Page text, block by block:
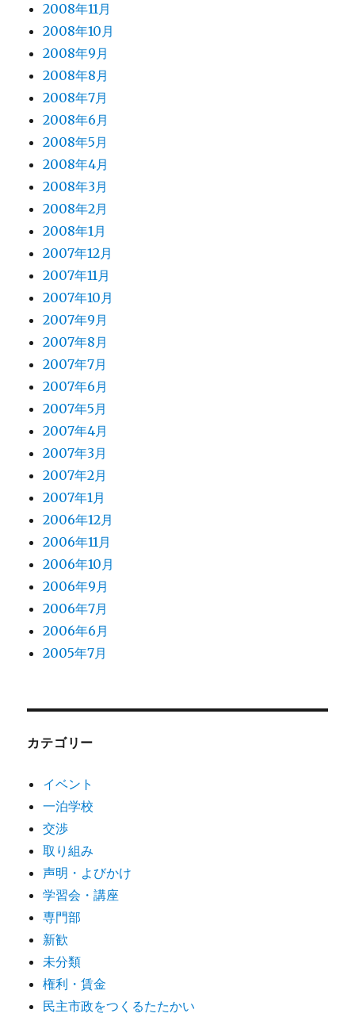
2008年11月
2008年10月
2008年9月
2008年8月
2008年7月
2008年6月
2008年5月
2008年4月
2008年3月
2008年2月
2008年1月
2007年12月
2007年11月
2007年10月
2007年9月
2007年8月
2007年7月
2007年6月
2007年5月
2007年4月
2007年3月
2007年2月
2007年1月
2006年12月
2006年11月
2006年10月
2006年9月
2006年7月
2006年6月
2005年7月
カテゴリー
イベント
一泊学校
交渉
取り組み
声明・よびかけ
学習会・講座
専門部
新歓
未分類
権利・賃金
民主市政をつくるたたかい